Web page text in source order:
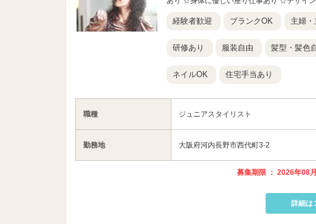
経験者歓迎 ブランクOK 主婦
研修あり 服装自由 髪型・髪色
ネイルOK 住宅手当あり
職種 ジュニアスタイリスト
勤務地 大阪府河内長野市西代町3-2
募集期限 ： 2026年08
詳細は